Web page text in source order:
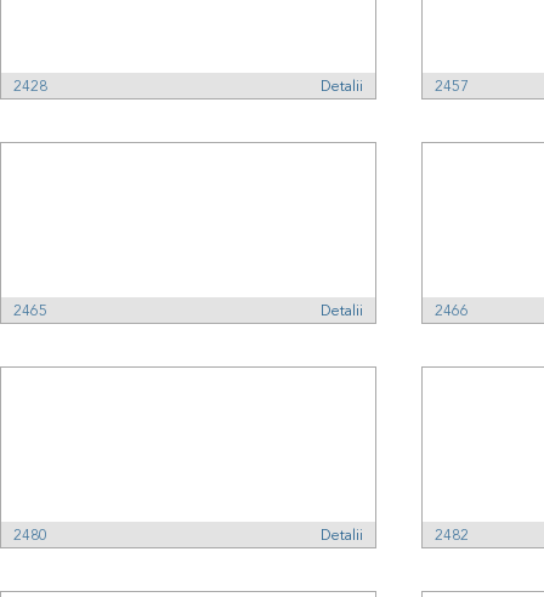
Detalii
2428 2457
Detalii
2465 2466
Detalii
2480 2482